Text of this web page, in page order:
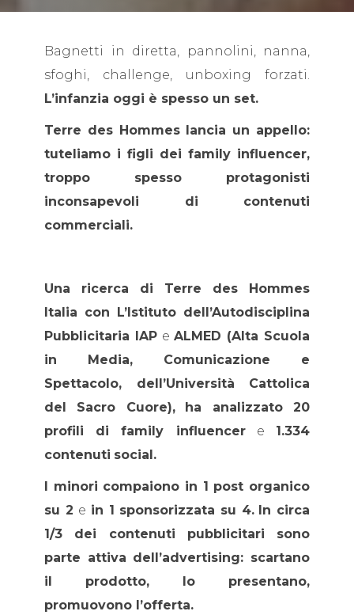
Bagnetti in diretta, pannolini, nanna,
sfoghi, challenge, unboxing forzati.
L’infanzia oggi è spesso un set.
Terre des Hommes lancia un appello:
tuteliamo i figli dei family influencer,
troppo spesso protagonisti
inconsapevoli di contenuti
commerciali.
Una ricerca di Terre des Hommes
Italia con L’Istituto dell’Autodisciplina
Pubblicitaria IAPeALMED (Alta Scuola
in Media, Comunicazione e
Spettacolo, dell’Università Cattolica
del Sacro Cuore),
ha analizzato 20
profili di family influencere 1.334
contenuti social.
I minori compaiono in 1 post organico
su 2 e in 1 sponsorizzata su 4. In circa
1/3 dei contenuti pubblicitari sono
parte attiva dell’advertising: scartano
il prodotto, lo presentano,
promuovono l’offerta.